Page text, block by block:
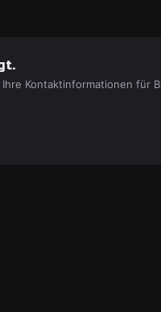
Kontaktinformationen für